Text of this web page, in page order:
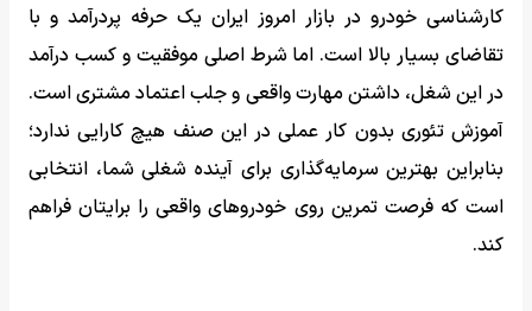
کارشناسی خودرو در بازار امروز ایران یک حرفه پردرآمد و با
تقاضای بسیار بالا است. اما شرط اصلی موفقیت و کسب درآمد
در این شغل، داشتن مهارت واقعی و جلب اعتماد مشتری است.
آموزش تئوری بدون کار عملی در این صنف هیچ کارایی ندارد؛
بنابراین بهترین سرمایه‌گذاری برای آینده شغلی شما، انتخابی
است که فرصت تمرین روی خودروهای واقعی را برایتان فراهم
کند.